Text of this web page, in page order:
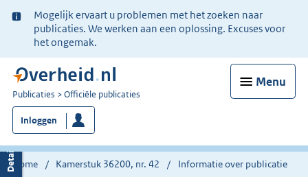
Ter
informatie:
Mogelijk ervaart u problemen met het zoeken naar
publicaties. We werken aan een oplossing. Excuses voor
het ongemak.
Menu
U
bent
nu
hier:
Publicaties Officiële publicaties
Inloggen
Home Kamerstuk 36200, nr. 42 Informatie over publicatie